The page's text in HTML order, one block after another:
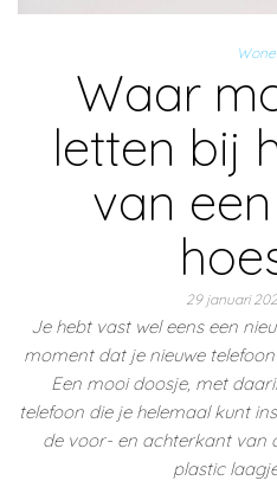
Waar
letten bij
van
29 januari
Je hebt vast wel eens een
moment dat je nieuwe
Een mooi doosje, met
telefoon die je helemaal kunt
de voor- en achterkant van
plastic